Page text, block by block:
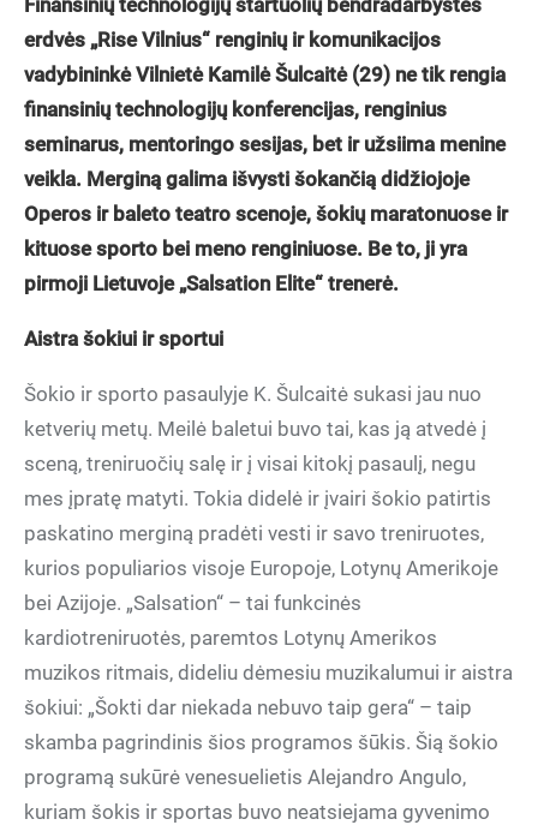
Finansinių technologijų startuolių bendradarbystės
erdvės „Rise Vilnius“ renginių ir komunikacijos
vadybininkė Vilnietė Kamilė Šulcaitė (29) ne tik rengia
finansinių technologijų konferencijas, renginius
seminarus, mentoringo sesijas, bet ir užsiima menine
veikla. Merginą galima išvysti šokančią didžiojoje
Operos ir baleto teatro scenoje, šokių maratonuose ir
kituose sporto bei meno renginiuose. Be to, ji yra
pirmoji Lietuvoje „Salsation Elite“ trenerė.
Aistra šokiui ir sportui
Šokio ir sporto pasaulyje K. Šulcaitė sukasi jau nuo
ketverių metų. Meilė baletui buvo tai, kas ją atvedė į
sceną, treniruočių salę ir į visai kitokį pasaulį, negu
mes įpratę matyti. Tokia didelė ir įvairi šokio patirtis
paskatino merginą pradėti vesti ir savo treniruotes,
kurios populiarios visoje Europoje, Lotynų Amerikoje
bei Azijoje. „Salsation“ – tai funkcinės
kardiotreniruotės, paremtos Lotynų Amerikos
muzikos ritmais, dideliu dėmesiu muzikalumui ir aistra
šokiui: „Šokti dar niekada nebuvo taip gera“ – taip
skamba pagrindinis šios programos šūkis. Šią šokio
programą sukūrė venesuelietis Alejandro Angulo,
kuriam šokis ir sportas buvo neatsiejama gyvenimo